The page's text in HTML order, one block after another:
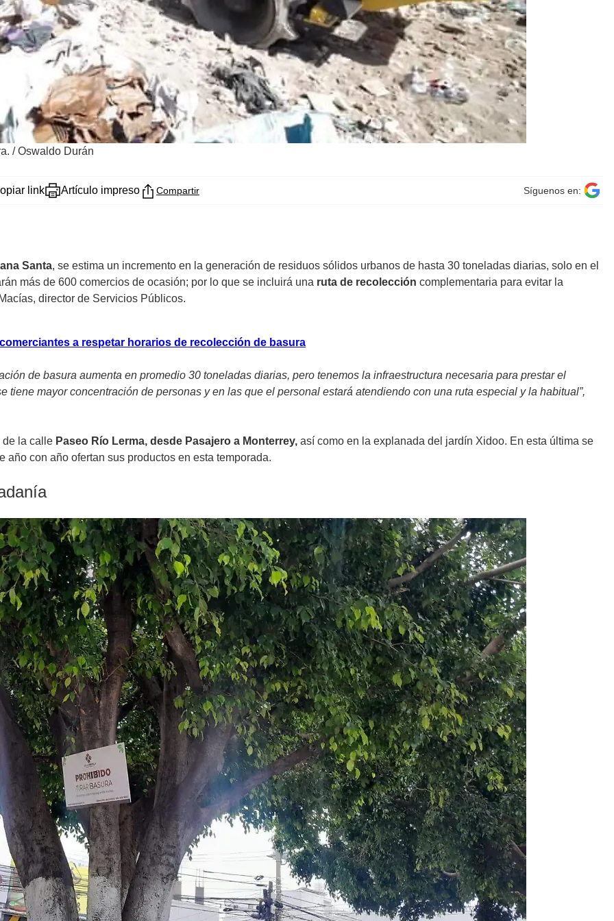
/Oswaldo Durán
link Artículo impreso Compartir Síguenos en:
Santa, se estima un incremento en la generación de residuos sólidos urbanos de hasta 30 toneladas diarias, solo en el
más de 600 comercios de ocasión; por lo que se incluirá una ruta de recolección complementaria para evitar la
director de Servicios Públicos.
a respetar horarios de recolección de basura
de basura aumenta en promedio 30 toneladas diarias, pero tenemos la infraestructura necesaria para prestar el
mayor concentración de personas y en las que el personal estará atendiendo con una ruta especial y la habitual”,
la calle Paseo Río Lerma, desde Pasajero a Monterrey, así como en la explanada del jardín Xidoo. En esta última se
con año ofertan sus productos en esta temporada.